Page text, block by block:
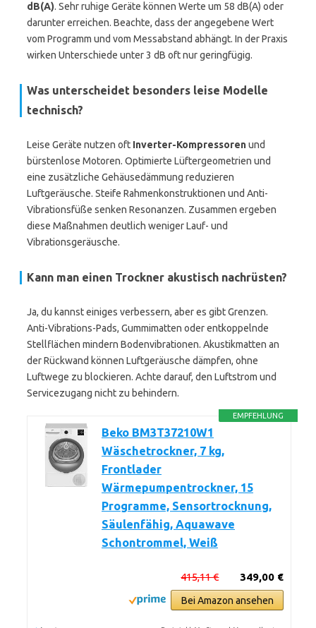
dB(A). Sehr ruhige Geräte können Werte um 58 dB(A) oder
darunter erreichen. Beachte, dass der angegebene Wert
vom Programm und vom Messabstand abhängt. In der Praxis
wirken Unterschiede unter 3 dB oft nur geringfügig.
Was unterscheidet besonders leise Modelle
technisch?
Leise Geräte nutzen oft Inverter-Kompressorenund
bürstenlose Motoren. Optimierte Lüftergeometrien und
eine zusätzliche Gehäusedämmung reduzieren
Luftgeräusche. Steife Rahmenkonstruktionen und Anti-
Vibrationsfüße senken Resonanzen. Zusammen ergeben
diese Maßnahmen deutlich weniger Lauf- und
Vibrationsgeräusche.
Kann man einen Trockner akustisch nachrüsten?
Ja, du kannst einiges verbessern, aber es gibt Grenzen.
Anti-Vibrations-Pads, Gummimatten oder entkoppelnde
Stellflächen mindern Bodenvibrationen. Akustikmatten an
der Rückwand können Luftgeräusche dämpfen, ohne
Luftwege zu blockieren. Achte darauf, den Luftstrom und
Servicezugang nicht zu behindern.
EMPFEHLUNG
Beko BM3T37210W1
Wäschetrockner, 7 kg,
Frontlader
Wärmepumpentrockner, 15
Programme, Sensortrocknung,
Säulenfähig, Aquawave
Schontrommel, Weiß
349,00 €
415,11 €
Bei Amazon ansehen